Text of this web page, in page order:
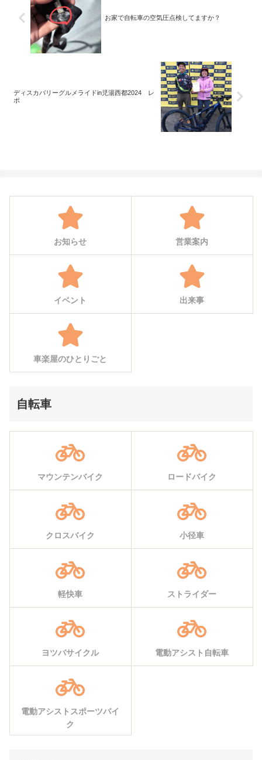
お家で自転車の空気圧点検してますか？
ディスカバリーグルメライドin児湯西都2024 レ
ポ
お知らせ 営業案内
イベント 出来事
車楽屋のひとりごと
自転車
マウンテンバイク ロードバイク
クロスバイク 小径車
軽快車 ストライダー
ヨツバサイクル 電動アシスト自転車
電動アシストスポーツバイ
ク